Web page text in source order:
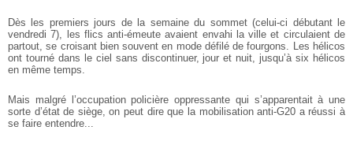
Dès les premiers jours de la semaine du sommet (celui-ci débutant le
vendredi 7), les flics anti-émeute avaient envahi la ville et circulaient de
partout, se croisant bien souvent en mode défilé de fourgons. Les hélicos
ont tourné dans le ciel sans discontinuer, jour et nuit, jusqu’à six hélicos
en même temps.
Mais malgré l’occupation policière oppressante qui s’apparentait à une
sorte d’état de siège, on peut dire que la mobilisation anti-G20 a réussi à
se faire entendre...